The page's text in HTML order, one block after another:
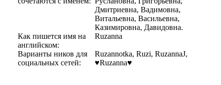
Дмитриевна, Вадимовна,
Витальевна, Васильевна,
Казимировна, Давидовна.
Как пишется имя на
английском:
Ruzanna
Варианты ников для
социальных сетей:
Ruzannotka, Ruzi, RuzannaJ,
♥Ruzanna♥